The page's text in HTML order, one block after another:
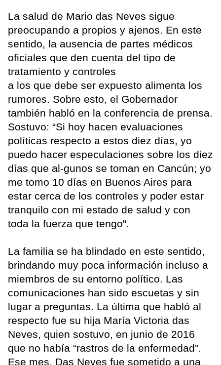
La salud de Mario das Neves sigue
preocupando a propios y ajenos. En este
sentido, la ausencia de partes médicos
oficiales que den cuenta del tipo de
tratamiento y controles
a los que debe ser expuesto alimenta los
rumores. Sobre esto, el Gobernador
también habló en la conferencia de prensa.
Sostuvo: “Si hoy hacen evaluaciones
políticas respecto a estos diez días, yo
puedo hacer especulaciones sobre los diez
días que al-gunos se toman en Cancún; yo
me tomo 10 días en Buenos Aires para
estar cerca de los controles y poder estar
tranquilo con mi estado de salud y con
toda la fuerza que tengo".
La familia se ha blindado en este sentido,
brindando muy poca información incluso a
miembros de su entorno político. Las
comunicaciones han sido escuetas y sin
lugar a preguntas. La última que habló al
respecto fue su hija María Victoria das
Neves, quien sostuvo, en junio de 2016
que no había “rastros de la enfermedad”.
Ese mes, Das Neves fue sometido a una